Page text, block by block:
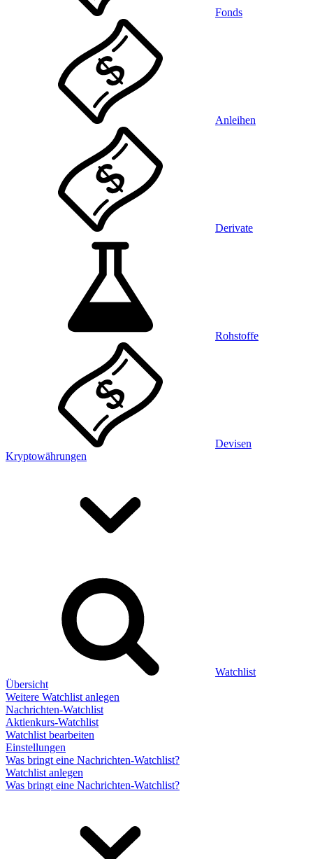
Fonds
Anleihen
Derivate
Rohstoffe
Devisen
Kryptowährungen
Watchlist
Übersicht
Weitere Watchlist anlegen
Nachrichten-Watchlist
Aktienkurs-Watchlist
Watchlist bearbeiten
Einstellungen
Was bringt eine Nachrichten-Watchlist?
Watchlist anlegen
Was bringt eine Nachrichten-Watchlist?